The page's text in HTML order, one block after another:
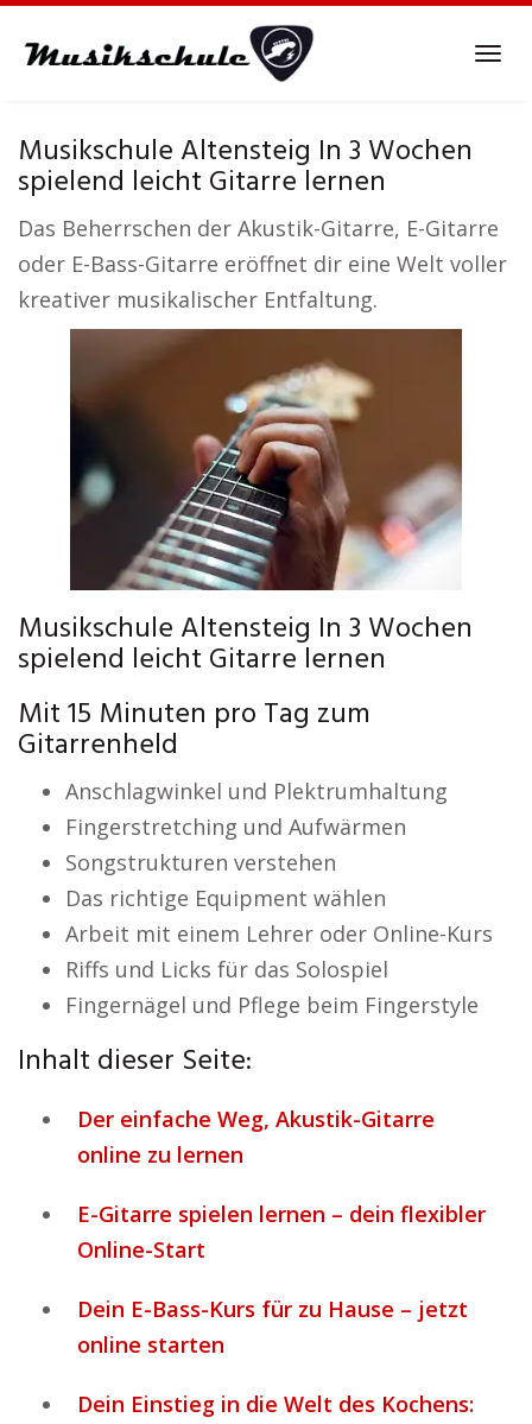
Musikschule Altensteig In 3 Wochen
spielend leicht Gitarre lernen
Das Beherrschen der Akustik-Gitarre, E-Gitarre
oder E-Bass-Gitarre eröffnet dir eine Welt voller
kreativer musikalischer Entfaltung.
Musikschule Altensteig In 3 Wochen
spielend leicht Gitarre lernen
Mit 15 Minuten pro Tag zum
Gitarrenheld
Anschlagwinkel und Plektrumhaltung
Fingerstretching und Aufwärmen
Songstrukturen verstehen
Das richtige Equipment wählen
Arbeit mit einem Lehrer oder Online-Kurs
Riffs und Licks für das Solospiel
Fingernägel und Pflege beim Fingerstyle
Inhalt dieser Seite:
Der einfache Weg, Akustik-Gitarre
online zu lernen
E-Gitarre spielen lernen – dein flexibler
Online-Start
Dein E-Bass-Kurs für zu Hause – jetzt
online starten
Dein Einstieg in die Welt des Kochens: